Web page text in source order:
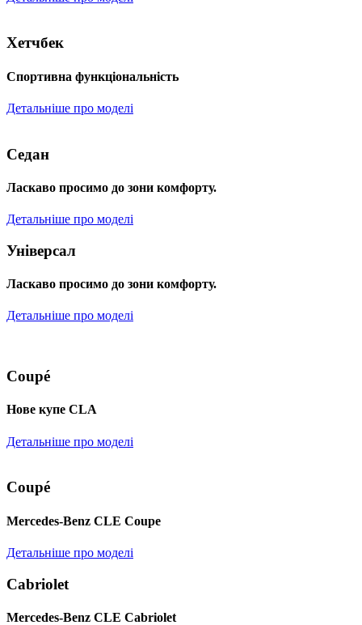
Хетчбек
Спортивна функціональність
Детальніше про моделі
Седан
Ласкаво просимо до зони комфорту.
Детальніше про моделі
Універсал
Ласкаво просимо до зони комфорту.
Детальніше про моделі
Coupé
Нове купе CLA
Детальніше про моделі
Coupé
Mercedes-Benz CLE Coupe
Детальніше про моделі
Cabriolet
Mercedes-Benz CLE Cabriolet